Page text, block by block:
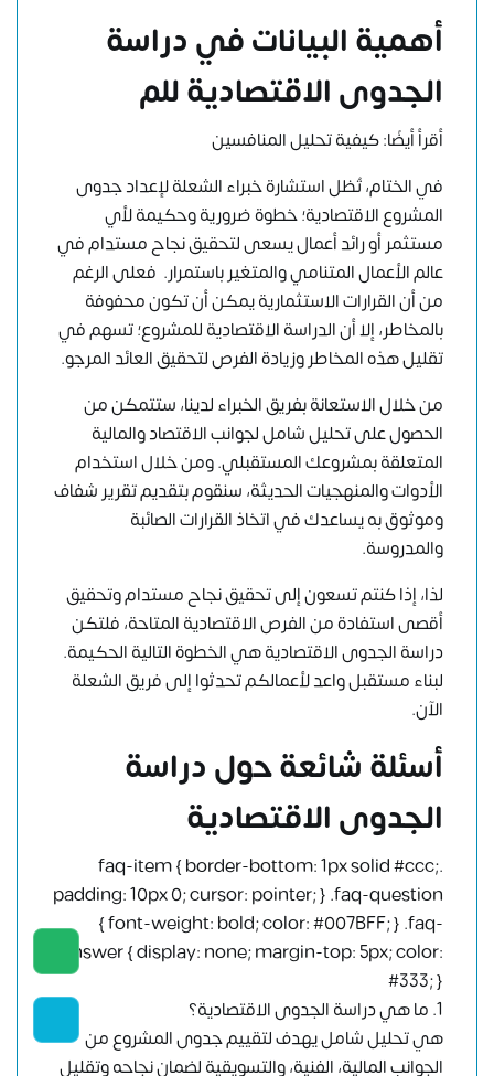
أهمية البيانات في دراسة
الجدوى الاقتصادية للم
أقرأ أيضًا: كيفية تحليل المنافسين
في الختام، تُظلاستشارة خبراء الشعلةلإعداد جدوى
المشروع الاقتصادية؛ خطوة ضرورية وحكيمة لأي
مستثمر أو رائد أعمال يسعى لتحقيق نجاح مستدام في
عالم الأعمال المتنامي والمتغير باستمرار. فعلى الرغم
من أن القرارات الاستثمارية يمكن أن تكون محفوفة
بالمخاطر، إلا أن الدراسة الاقتصادية للمشروع؛ تسهم في
تقليل هذه المخاطر وزيادة الفرص لتحقيق العائد المرجو.
من خلال الاستعانة بفريق الخبراء لدينا، ستتمكن من
الحصول على تحليل شامل لجوانب الاقتصاد والمالية
المتعلقة بمشروعك المستقبلي. ومن خلال استخدام
الأدوات والمنهجيات الحديثة، سنقوم بتقديم تقرير شفاف
وموثوق به يساعدك في اتخاذ القرارات الصائبة
والمدروسة.
لذا، إذا كنتم تسعون إلى تحقيق نجاح مستدام وتحقيق
أقصى استفادة من الفرص الاقتصادية المتاحة، فلتكن
دراسة الجدوى الاقتصادية هي الخطوة التالية الحكيمة.
لبناء مستقبل واعد لأعمالكمتحدثوا إلى فريق الشعلة
الآن.
أسئلة شائعة حول دراسة
الجدوى الاقتصادية
.faq-item { border-bottom: 1px solid #ccc;
padding: 10px 0; cursor: pointer; } .faq-question
{ font-weight: bold; color: #007BFF; } .faq-
answer { display: none; margin-top: 5px; color:
#333; }
1. ما هي دراسة الجدوى الاقتصادية؟
هي تحليل شامل يهدف لتقييم جدوى المشروع من
الجوانب المالية، الفنية، والتسويقية لضمان نجاحه وتقليل